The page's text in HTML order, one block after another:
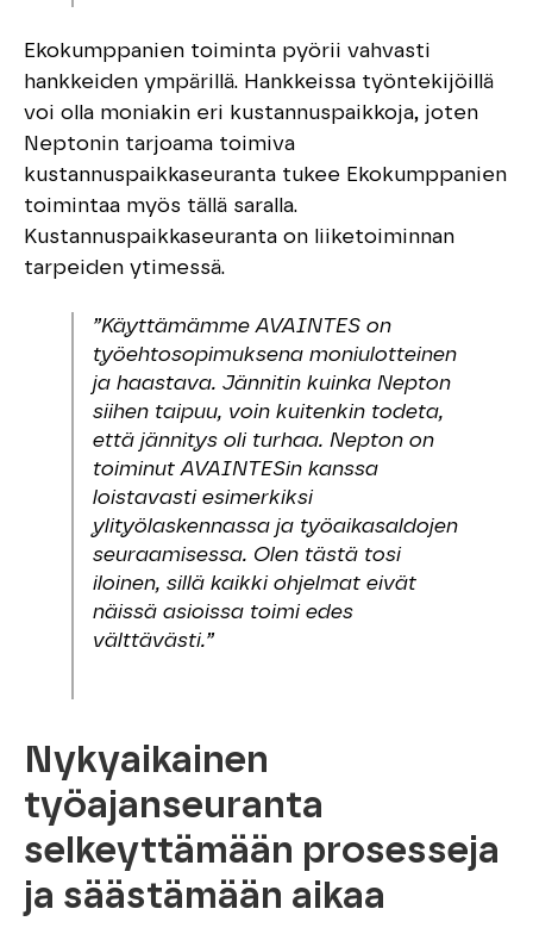
Ekokumppanien toiminta pyörii vahvasti
hankkeiden ympärillä. Hankkeissa työntekijöillä
voi olla moniakin eri kustannuspaikkoja, joten
Neptonin tarjoama toimiva
kustannuspaikkaseuranta tukee Ekokumppanien
toimintaa myös tällä saralla.
Kustannuspaikkaseuranta on liiketoiminnan
tarpeiden ytimessä.
”Käyttämämme AVAINTES on
työehtosopimuksena moniulotteinen
ja haastava. Jännitin kuinka Nepton
siihen taipuu, voin kuitenkin todeta,
että jännitys oli turhaa. Nepton on
toiminut AVAINTESin kanssa
loistavasti esimerkiksi
ylityölaskennassa ja työaikasaldojen
seuraamisessa. Olen tästä tosi
iloinen, sillä kaikki ohjelmat eivät
näissä asioissa toimi edes
välttävästi.”
Nykyaikainen
työajanseuranta
selkeyttämään prosesseja
ja säästämään aikaa